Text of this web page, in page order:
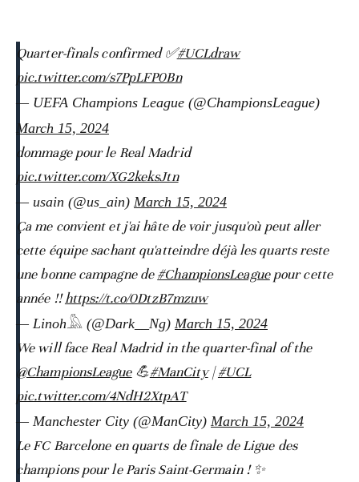
Quarter-finals confirmed ✅#UCLdraw
pic.twitter.com/s7PpLFP0Bn
— UEFA Champions League (@ChampionsLeague)
March 15, 2024
dommage pour le Real Madrid
pic.twitter.com/XG2keksJtn
— usain (@us_ain) March 15, 2024
Ça me convient et j'ai hâte de voir jusqu'où peut aller
cette équipe sachant qu'atteindre déjà les quarts reste
une bonne campagne de#ChampionsLeaguepour cette
année !!https://t.co/0DtzB7mzuw
— Linoh𓅓 (@Dark__Ng) March 15, 2024
We will face Real Madrid in the quarter-final of the
@ChampionsLeague💪#ManCity|#UCL
pic.twitter.com/4NdH2XtpAT
— Manchester City (@ManCity) March 15, 2024
Le FC Barcelone en quarts de finale de Ligue des
champions pour le Paris Saint-Germain ! ✨